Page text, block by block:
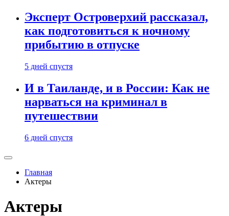
Эксперт Островерхий рассказал,
как подготовиться к ночному
прибытию в отпуске
5 дней спустя
И в Таиланде, и в России: Как не
нарваться на криминал в
путешествии
6 дней спустя
Главная
Актеры
Актеры